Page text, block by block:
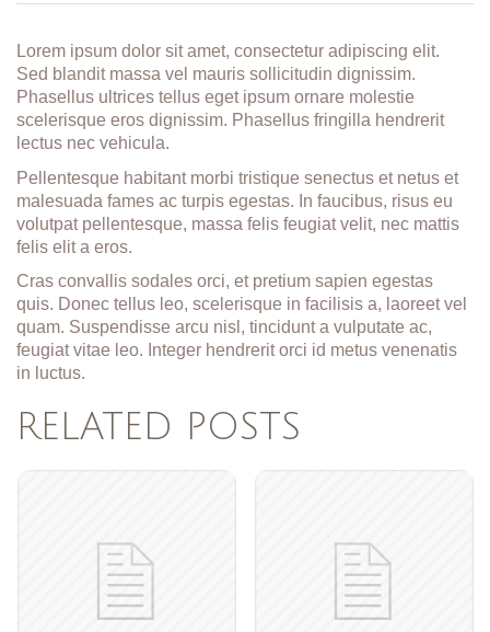
Lorem ipsum dolor sit amet, consectetur adipiscing elit.
Sed blandit massa vel mauris sollicitudin dignissim.
Phasellus ultrices tellus eget ipsum ornare molestie
scelerisque eros dignissim. Phasellus fringilla hendrerit
lectus nec vehicula.
Pellentesque habitant morbi tristique senectus et netus et
malesuada fames ac turpis egestas. In faucibus, risus eu
volutpat pellentesque, massa felis feugiat velit, nec mattis
felis elit a eros.
Cras convallis sodales orci, et pretium sapien egestas
quis. Donec tellus leo, scelerisque in facilisis a, laoreet vel
quam. Suspendisse arcu nisl, tincidunt a vulputate ac,
feugiat vitae leo. Integer hendrerit orci id metus venenatis
in luctus.
RELATED POSTS